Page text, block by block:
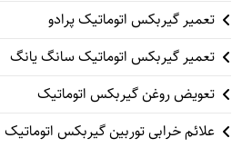
تعمیر گیربکس اتوماتیک پرادو
تعمیر گیربکس اتوماتیک سانگ یانگ
تعویض روغن گیربکس اتوماتیک
علائم خرابی توربین گیربکس اتوماتیک